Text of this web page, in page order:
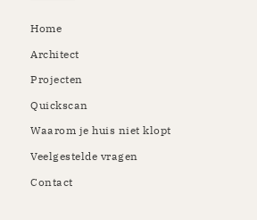
Home
Architect
Projecten
Quickscan
Waarom je huis niet klopt
Veelgestelde vragen
Contact